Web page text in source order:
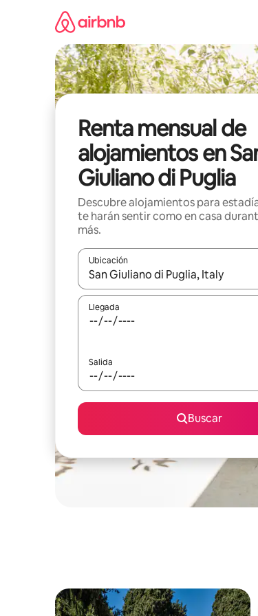
Renta mensual de
alojamientos en
Giuliano di Puglia
Descubre alojamientos para
te harán sentir como en casa
más.
Ubicación
Cuando los resultados estén
Llegada
Salida
Buscar